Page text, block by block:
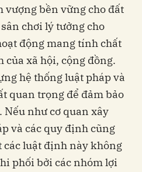
bền vững cho đất
chơi lý tưởng cho
động mang tính chất
xã hội, cộng đồng.
hệ thống luật pháp và
quan trọng để đảm bảo
như cơ quan xây
và các quy định cũng
các luật định này không
phối bởi các nhóm lợi